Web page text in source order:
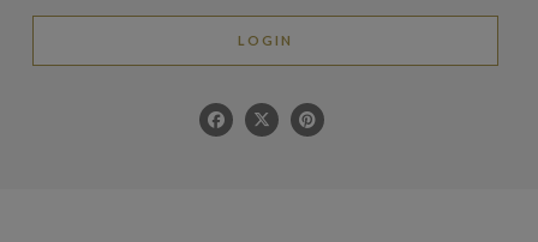
LOGIN